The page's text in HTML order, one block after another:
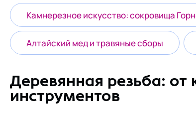
Камнерезное искусство: сокровища
Алтайский мед и травяные сборы
Деревянная резьба:
инструментов